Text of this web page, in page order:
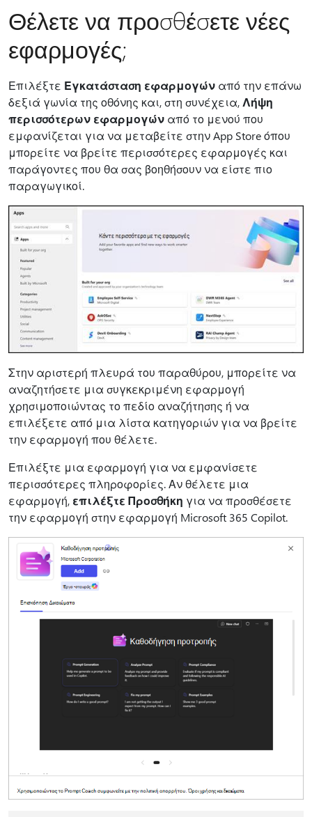
Θέλετε να προσθέσετε νέες
εφαρμογές;
Επιλέξτε Εγκατάσταση εφαρμογών από την επάνω
δεξιά γωνία της οθόνης και, στη συνέχεια, Λήψη
περισσότερων εφαρμογών από το μενού που
εμφανίζεται για να μεταβείτε στην App Store όπου
μπορείτε να βρείτε περισσότερες εφαρμογές και
παράγοντες που θα σας βοηθήσουν να είστε πιο
παραγωγικοί.
Στην αριστερή πλευρά του παραθύρου, μπορείτε να
αναζητήσετε μια συγκεκριμένη εφαρμογή
χρησιμοποιώντας το πεδίο αναζήτησης ή να
επιλέξετε από μια λίστα κατηγοριών για να βρείτε
την εφαρμογή που θέλετε.
Επιλέξτε μια εφαρμογή για να εμφανίσετε
περισσότερες πληροφορίες. Αν θέλετε μια
εφαρμογή, επιλέξτε Προσθήκη για να προσθέσετε
την εφαρμογή στην εφαρμογή Microsoft 365 Copilot.